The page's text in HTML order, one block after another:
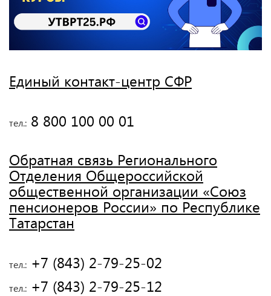
Единый контакт-центр СФР
тел.: 8 800 100 00 01
Обратная связь Регионального
Отделения Общероссийской
общественной организации «Союз
пенсионеров России» по Республике
Татарстан
тел.: +7 (843) 2-79-25-02
тел.: +7 (843) 2-79-25-12